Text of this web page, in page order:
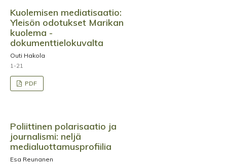
Kuolemisen mediatisaatio:
Yleisön odotukset Marikan
kuolema -
dokumenttielokuvalta
Outi Hakola
1-21
PDF
Poliittinen polarisaatio ja
journalismi: neljä
medialuottamusprofiilia
Esa Reunanen